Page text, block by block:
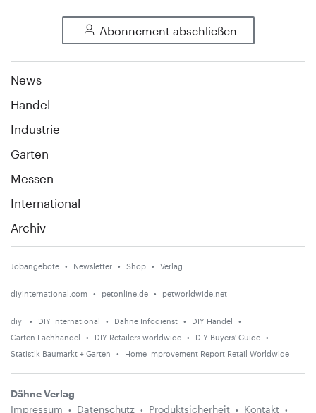
Abonnement abschließen
News
Handel
Industrie
Garten
Messen
International
Archiv
Jobangebote Newsletter Shop Verlag
diyinternational.com petonline.de petworldwide.net
diy DIY International Dähne Infodienst
DIY Handel
Garten Fachhandel
DIY Retailers worldwide
DIY Buyers' Guide
Statistik Baumarkt + Garten
Home Improvement Report Retail Worldwide
Dähne Verlag
Impressum
Datenschutz Produktsicherheit Kontakt